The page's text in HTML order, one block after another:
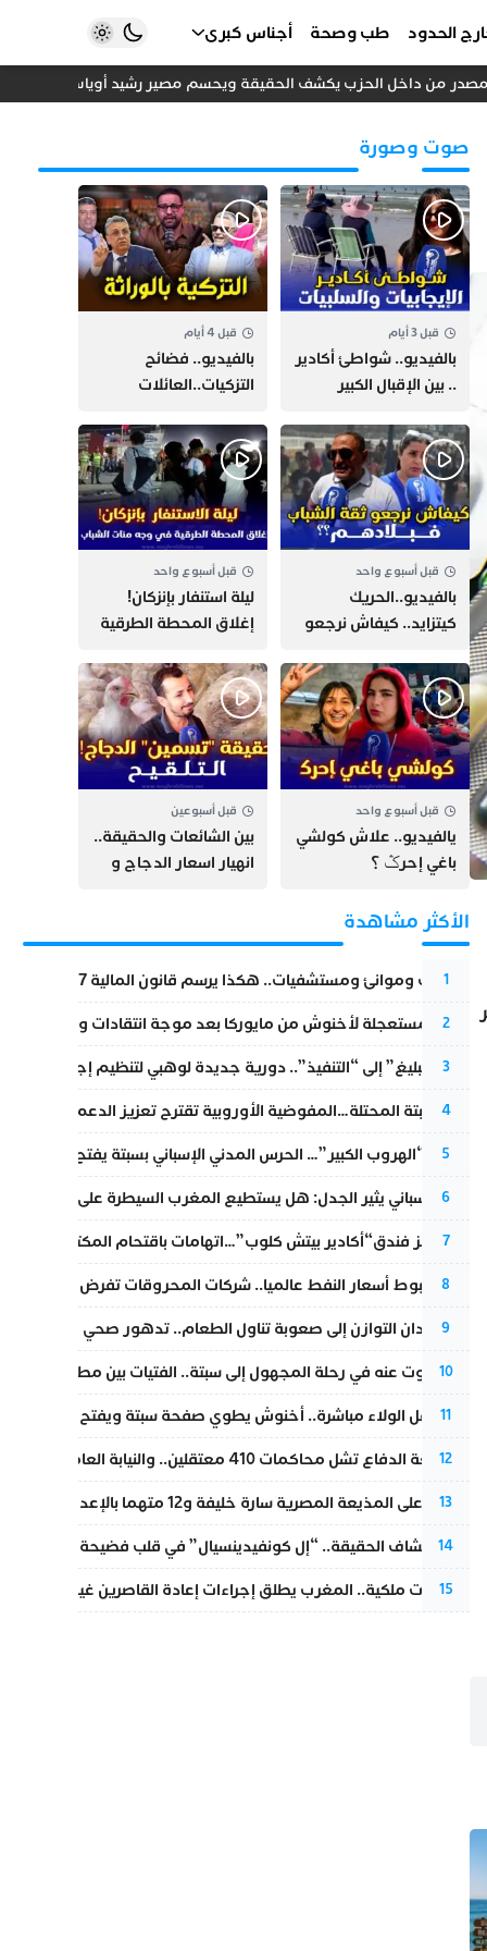
الحدود طب وصحة أجناس كبرى
من داخل الحزب يكشف الحقيقة ويحسم مصير رشيد أوياسين
صوت وصورة
قبل 3 أيام
بالفيديو.. شواطئ أكادير
.. بين الإقبال الكبير
الازدحام وغلاء الكراء
قبل 4 أيام
بالفيديو.. فضائح
التزكيات..العائلات
وقصة “وهبي”
و”السيمو” تثير الجدل
قبل أسبوع واحد
بالفيديو..الحريك
كيتزايد.. كيفاش نرجعو
قبل أسبوع واحد
​ليلة استنفار بإنزكان!
إغلاق المحطة الطرقية
اللحاق بـ”هروب سبتة”
قبل أسبوع واحد
يالفيديو.. علاش كولشي
باغي إحرݣ ؟
قبل أسبوعين
بين الشائعات والحقيقة..
انهيار اسعار الدجاج و
الأكثر مشاهدة
1
قطارات وموانئ ومستشفيات.. هكذا يرسم قانون المالية 2027 خارطة المغرب المقبل
2
عودة مستعجلة لأخنوش من مايوركا بعد موجة انتقادات واسعة
3
من “التبليغ” إلى “التنفيذ”.. دورية جديدة لوهبي لتنظيم إجراءات
4
أزمة سبتة المحتلة…المفوضية الأوروبية تقترح تعزيز الدعم المالي
5
عملية “الهروب الكبير”… الحرس المدني الإسباني بسبتة يفتح قناة
6
تقرير إسباني يثير الجدل: هل يستطيع المغرب السيطرة على سبتة
7
أزمة تهز فندق“أكادير بيتش كلوب”…اتهامات باقتحام المكتب النقابي
8
رغم هبوط أسعار النفط عالميا.. شركات المحروقات تفرض زيادة
9
من فقدان التوازن إلى صعوبة تناول الطعام.. تدهور صحي يلاحق
10
المسكوت عنه في رحلة المجهول إلى سبتة.. الفتيات بين مطرقة البحر
11
بعد حفل الولاء مباشرة.. أخنوش يطوي صفحة سبتة ويفتح ملف
12
مقاطعة الدفاع تشل محاكمات 410 معتقلين.. والنيابة العامة تبحث عن حل قانوني
13
الحكم على المذيعة المصرية سارة خليفة و12 متهما بالإعدام في قضية هزت بلاد الفراعنة
14
بعد انكشاف الحقيقة.. “إل كونفيدينسيال” في قلب فضيحة صورة
15
بتعليمات ملكية.. المغرب يطلق إجراءات إعادة القاصرين غير